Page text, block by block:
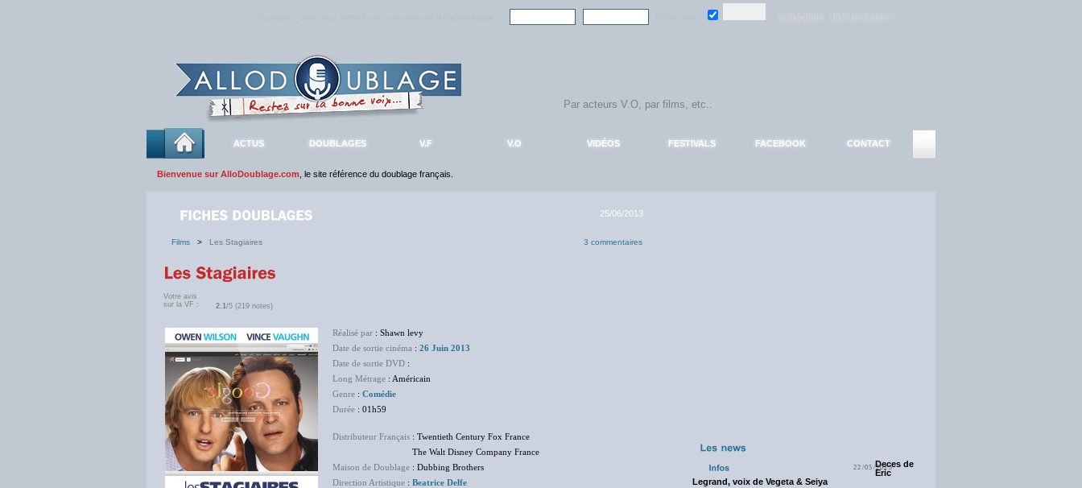
ACTUS DOUBLAGES V.F V.O VIDÉOS FESTIVALS FACEBOOK CONTACT
Bienvenue sur AlloDoublage.com , le site référence du doublage français.
25/06/2013
Films > Les Stagiaires 3 commentaires
Votre avis
sur la VF :
2.1/5 (219 notes)
Réalisé par : Shawn levy
Date de sortie cinéma : 26 Juin 2013
Date de sortie DVD :
Long Métrage : Américain
Genre : Comédie
Durée : 01h59
Distributeur Français : Twentieth Century Fox France
The Walt Disney Company France
Maison de Doublage : Dubbing Brothers
Direction Artistique : Beatrice Delfe
22/05/2025Deces de
Eric
Legrand, voix de Vegeta & Seiya